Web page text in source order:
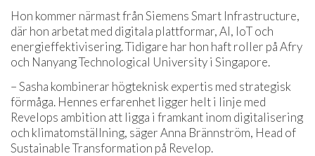
Hon kommer närmast från Siemens Smart Infrastructure,
där hon arbetat med digitala plattformar, AI, IoT och
energieffektivisering. Tidigare har hon haft roller på Afry
och Nanyang Technological University i Singapore.
– Sasha kombinerar högteknisk expertis med strategisk
förmåga. Hennes erfarenhet ligger helt i linje med
Revelops ambition att ligga i framkant inom digitalisering
och klimatomställning, säger Anna Brännström, Head of
Sustainable Transformation på Revelop.